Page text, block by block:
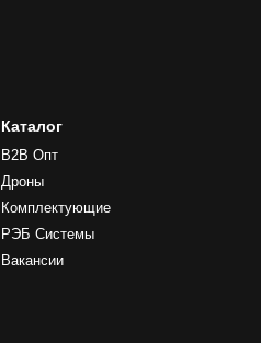
Каталог
B2B Опт
Дроны
Комплектующие
РЭБ Системы
Вакансии